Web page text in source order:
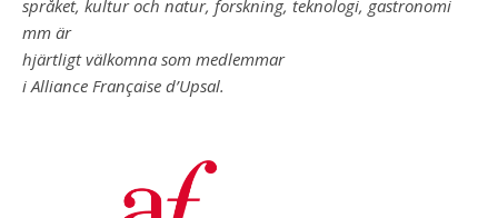
språket, kultur och natur, forskning, teknologi, gastronomi
mm är
hjärtligt välkomna som medlemmar
i Alliance Française d’Upsal.